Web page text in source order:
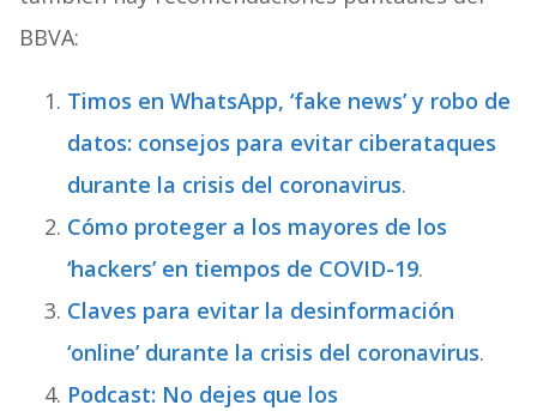
BBVA:
Timos en WhatsApp, ‘fake news’ y robo de
datos: consejos para evitar ciberataques
durante la crisis del coronavirus.
Cómo proteger a los mayores de los
‘hackers’ en tiempos de COVID-19.
Claves para evitar la desinformación
‘online’ durante la crisis del coronavirus.
Podcast: No dejes que los